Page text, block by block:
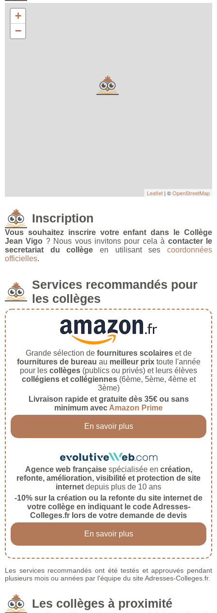
+
−
Leaflet | ©OpenStreetMap
Inscription
Vous souhaitez inscrire votre enfant dans le Collège
Jean Vigo ? Nous vous invitons pour cela à contacter le
secretariat du collège en utilisant sescoordonnées
officielles.
Services recommandés pour
les collèges
Grande sélection de fournitures scolaireset de
fournitures de bureau au meilleur prixtoute l'année
pour les collèges (publics ou privés) et leurs élèves
collégiens et collégiennes(6ème, 5ème, 4ème et
3ème)
Livraison rapide et gratuite dès 35€ ou sans
minimum avec Amazon Prime
En savoir plus
Agence web françaisespécialisée en création,
refonte, amélioration, visibilité et protection de site
internet depuis plus de 10 ans
-10% sur la création ou la refonte du site internet de
votre collège en indiquant le code Adresses-
Colleges.fr lors de votre demande de devis
En savoir plus
Les services recommandés ont été testés et approuvés pendant
plusieurs mois ou années par l'équipe du site Adresses-Colleges.fr.
Les collèges à proximité